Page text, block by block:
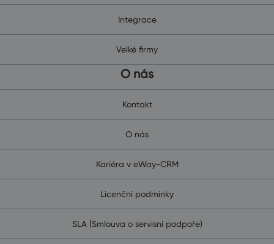
Integrace
Velké firmy
O nás
Kontakt
O nás
Kariéra v eWay-CRM
Licenční podmínky
SLA (Smlouva o servisní podpoře)